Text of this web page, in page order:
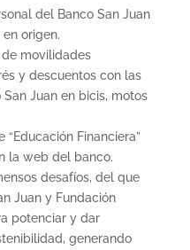
del Banco San Juan
origen.
movilidades
y descuentos con las
Juan en bicis, motos
“Educación Financiera”
la web del banco.
desafíos, del que
Juan y Fundación
potenciar y dar
generando